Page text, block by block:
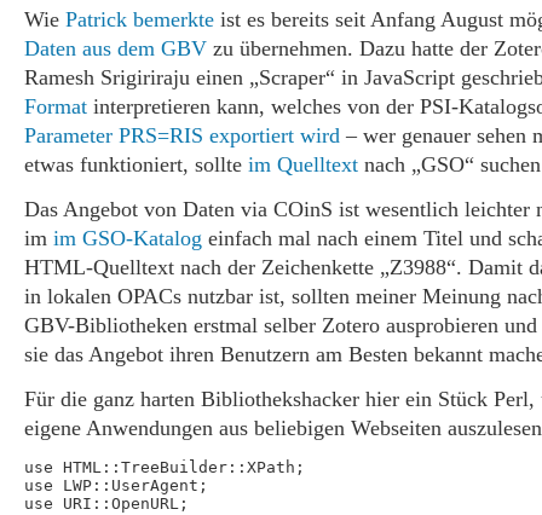
Wie Patrick bemerkte ist es bereits seit Anfang August
Daten aus dem GBV zu übernehmen. Dazu hatte der
Ramesh Srigiriraju einen „Scraper“ in JavaScript
Format interpretieren kann, welches von der PSI-
Parameter PRS=RIS exportiert wird – wer genauer sehen
etwas funktioniert, sollte im Quelltext nach „GSO“
Das Angebot von Daten via COinS ist wesentlich leichter
im im GSO-Katalog einfach mal nach einem Titel und
HTML-Quelltext nach der Zeichenkette „Z3988“. Damit
in lokalen OPACs nutzbar ist, sollten meiner Meinung
GBV-Bibliotheken erstmal selber Zotero ausprobieren
sie das Angebot ihren Benutzern am Besten bekannt
Für die ganz harten Bibliothekshacker hier ein Stück
eigene Anwendungen aus beliebigen Webseiten
use HTML::TreeBuilder::XPath;
use LWP::UserAgent;
use URI::OpenURL;